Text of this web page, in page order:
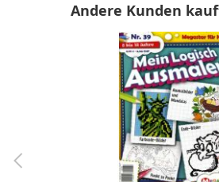
Andere Kunden